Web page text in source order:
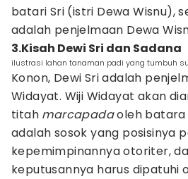
batari Sri (istri Dewa Wisnu),
adalah penjelmaan Dewa
3.Kisah Dewi Sri dan Sadana
ilustrasi lahan tanaman padi yang tumbuh
Konon, Dewi Sri adalah
Widayat. Wiji Widayat akan
titah marcapadaoleh batara
adalah sosok yang posisinya
kepemimpinannya otoriter,
keputusannya harus dipatuhi